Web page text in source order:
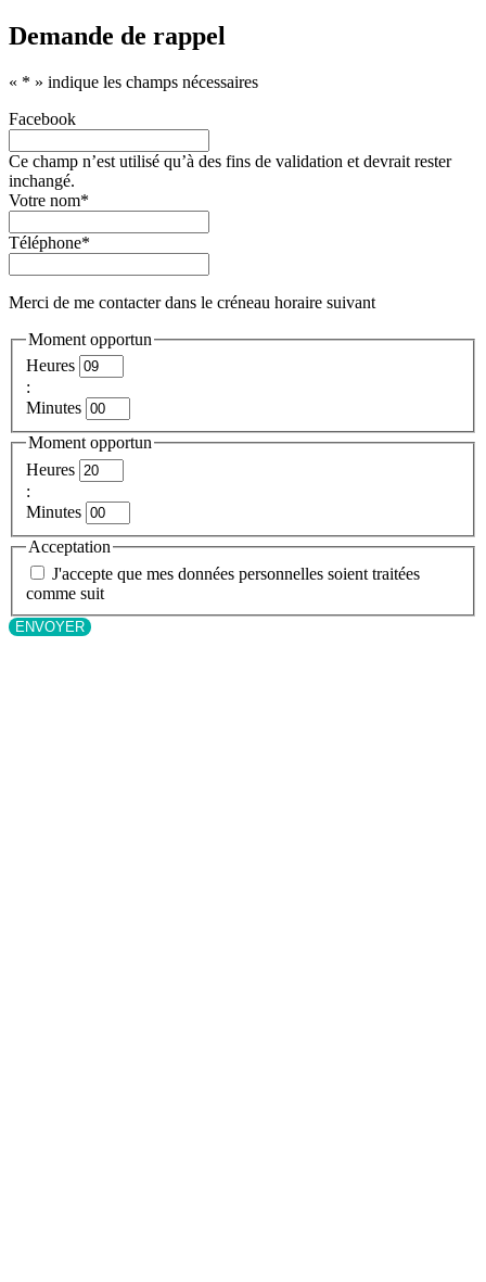
Demande de rappel
« * » indique les champs nécessaires
Facebook
Ce champ n’est utilisé qu’à des fins de validation et devrait rester
inchangé.
Votre nom*
Téléphone*
Merci de me contacter dans le créneau horaire suivant
Moment opportun
Heures
:
Minutes
Moment opportun
Heures
:
Minutes
Acceptation
J'accepte que mes données personnelles soient traitées
comme suit